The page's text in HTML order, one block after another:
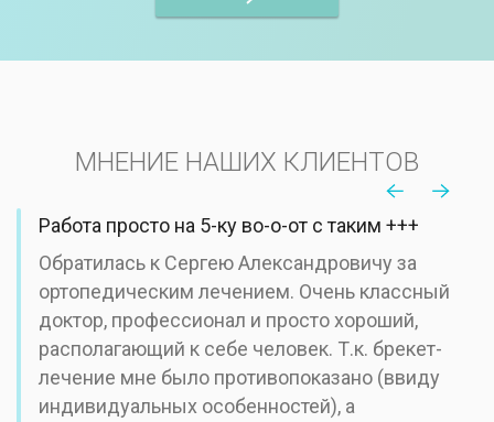
МНЕНИЕ НАШИХ КЛИЕНТОВ
Работа просто на 5-ку во-о-от с таким +++
Обратилась к Сергею Александровичу за
ортопедическим лечением. Очень классный
доктор, профессионал и просто хороший,
располагающий к себе человек. Т.к. брекет-
лечение мне было противопоказано (ввиду
индивидуальных особенностей), а